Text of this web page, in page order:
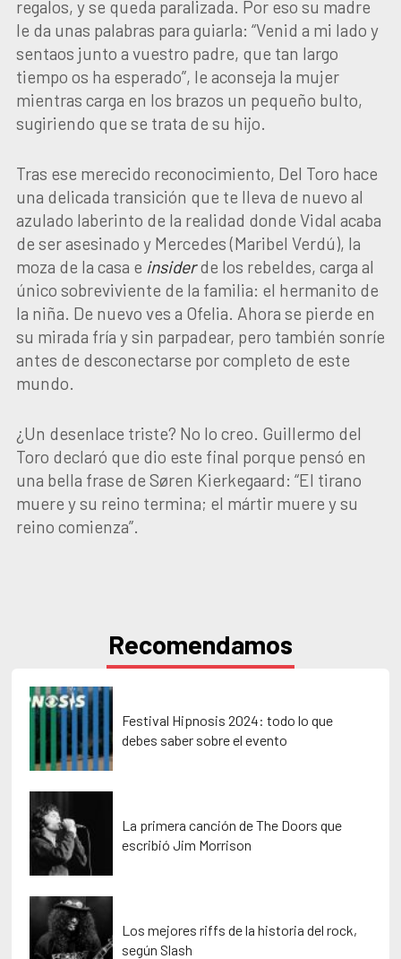
regalos, y se queda paralizada. Por eso su madre
le da unas palabras para guiarla: “Venid a mi lado y
sentaos junto a vuestro padre, que tan largo
tiempo os ha esperado”, le aconseja la mujer
mientras carga en los brazos un pequeño bulto,
sugiriendo que se trata de su hijo.
Tras ese merecido reconocimiento, Del Toro hace
una delicada transición que te lleva de nuevo al
azulado laberinto de la realidad donde Vidal acaba
de ser asesinado y Mercedes (Maribel Verdú), la
moza de la casa e insiderde los rebeldes, carga al
único sobreviviente de la familia: el hermanito de
la niña. De nuevo ves a Ofelia. Ahora se pierde en
su mirada fría y sin parpadear, pero también sonríe
antes de desconectarse por completo de este
mundo.
¿Un desenlace triste? No lo creo. Guillermo del
Toro declaró que dio este final porque pensó en
una bella frase de Søren Kierkegaard: “El tirano
muere y su reino termina; el mártir muere y su
reino comienza”.
Recomendamos
Festival Hipnosis 2024: todo lo que
debes saber sobre el evento
La primera canción de The Doors que
escribió Jim Morrison
Los mejores riffs de la historia del rock,
según Slash